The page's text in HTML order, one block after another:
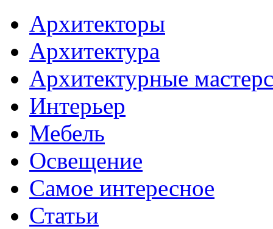
Архитекторы
Архитектура
Архитектурные
Интерьер
Мебель
Освещение
Самое интересное
Статьи